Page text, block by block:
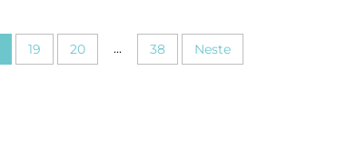
19 20 ... 38 Neste